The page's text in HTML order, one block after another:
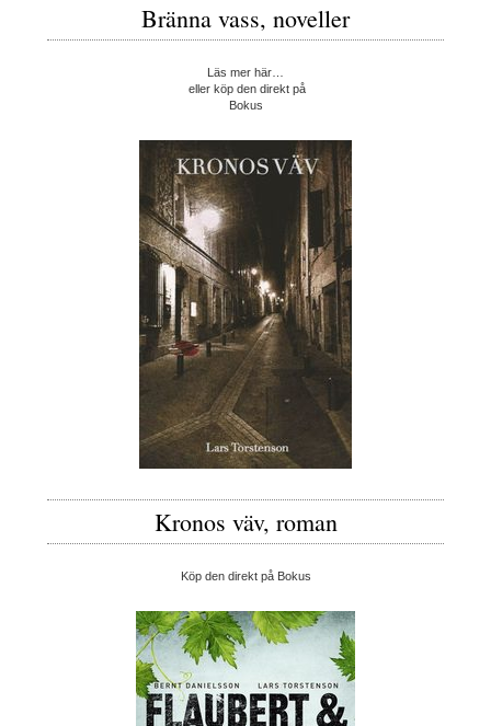
Bränna vass, noveller
Läs mer här…
eller köp den direkt på
Bokus
Kronos väv, roman
Köp den direkt på Bokus